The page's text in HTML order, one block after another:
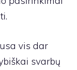
vis dar
svarbų